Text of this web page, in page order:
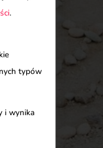
.
typów
i wynika